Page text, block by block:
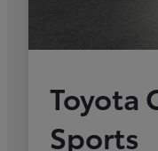
Toyota
Sports